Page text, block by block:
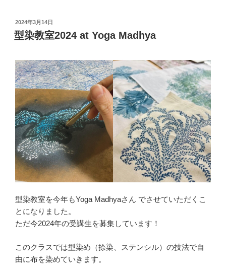
投
稿
日:
2024年3月14日
型染教室2024 at Yoga Madhya
型染教室を今年もYoga Madhyaさん でさせていただくこ
とになりました。
ただ今2024年の受講生を募集しています！
このクラスでは型染め（捺染、ステンシル）の技法で自
由に布を染めていきます。